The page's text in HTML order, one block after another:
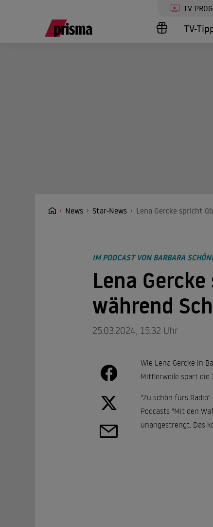
TV-
TV-
News Star-News Lena Gercke spricht
IM PODCAST VON BARBARA
Lena
während
25.03.2024, 15.32 Uhr
Wie Lena Gercke in
Mittlerweile spart die
"Zu schön fürs
Podcasts "Mit den
unangestrengt. Das